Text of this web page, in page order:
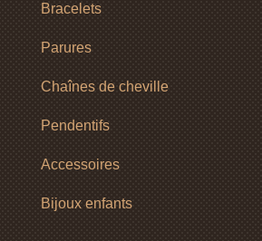
Bracelets
Parures
Chaînes de cheville
Pendentifs
Accessoires
Bijoux enfants